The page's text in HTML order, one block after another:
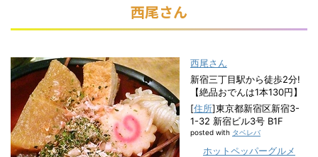
西尾さん
西尾さん
新宿三丁目駅から徒歩2分!
【絶品おでんは1本130円】
[住所]東京都新宿区新宿3-
1-32 新宿ビル3号 B1F
posted with タベレバ
ホットペッパーグルメ